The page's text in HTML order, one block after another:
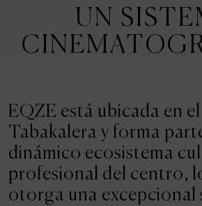
KINOFABRIKA
LA CASA DEL CINE
ACTUALIDAD
Admisión
Intranet
UN
EQZE está ubicada en
Tabakalera y forma
dinámico ecosistema
profesional del centro,
otorga una excepcional